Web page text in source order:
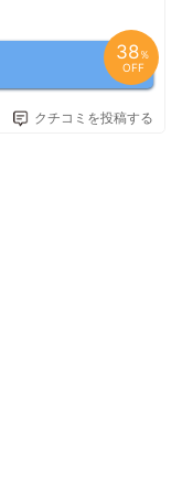
38％
OFF
クチコミを投稿する